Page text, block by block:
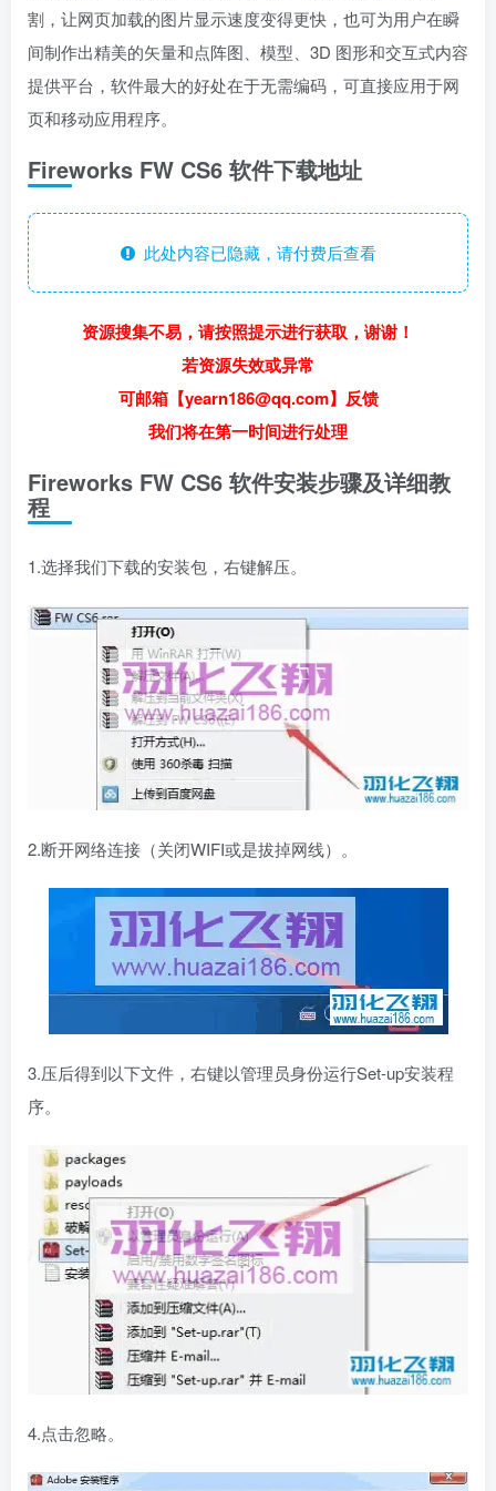
割，让网页加载的图片显示速度变得更快，也可为用户在瞬
间制作出精美的矢量和点阵图、模型、3D 图形和交互式内容
提供平台，软件最大的好处在于无需编码，可直接应用于网
页和移动应用程序。
Fireworks FW CS6 软件下载地址
此处内容已隐藏，请付费后查看
资源搜集不易，请按照提示进行获取，谢谢！
若资源失效或异常
可邮箱【yearn186@qq.com】反馈
我们将在第一时间进行处理
Fireworks FW CS6 软件安装步骤及详细教
程
1.选择我们下载的安装包，右键解压。
2.断开网络连接（关闭WIFI或是拔掉网线）。
3.压后得到以下文件，右键以管理员身份运行Set-up安装程
序。
4.点击忽略。